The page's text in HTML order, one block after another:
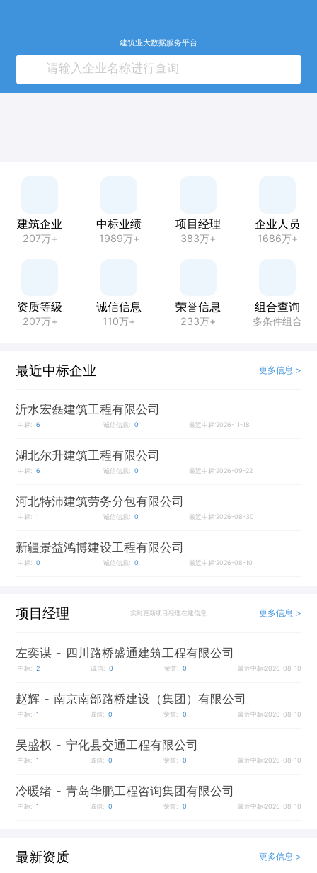
建筑业大数据服务平台
建筑企业
207万+
中标业绩
1989万+
项目经理
383万+
企业人员
1686万+
资质等级
207万+
诚信信息
110万+
荣誉信息
233万+
组合查询
多条件组合
最近中标企业 更多信息 >
沂水宏磊建筑工程有限公司
中标: 6 诚信信息: 0 最近中标:2026-11-18
湖北尔升建筑工程有限公司
中标: 6 诚信信息: 0 最近中标:2026-09-22
河北特沛建筑劳务分包有限公司
中标: 1 诚信信息: 0 最近中标:2026-08-30
新疆景益鸿博建设工程有限公司
中标: 0 诚信信息: 0 最近中标:2026-08-10
项目经理 实时更新项目经理在建信息 更多信息 >
左奕谋 - 四川路桥盛通建筑工程有限公司
中标: 2 诚信: 0 荣誉: 0 最近中标:2026-08-10
赵辉 - 南京南部路桥建设（集团）有限公司
中标: 1 诚信: 0 荣誉: 0 最近中标:2026-08-10
吴盛权 - 宁化县交通工程有限公司
中标: 1 诚信: 0 荣誉: 0 最近中标:2026-08-10
冷暖绪 - 青岛华鹏工程咨询集团有限公司
中标: 1 诚信: 0 荣誉: 0 最近中标:2026-08-10
最新资质 更多信息 >